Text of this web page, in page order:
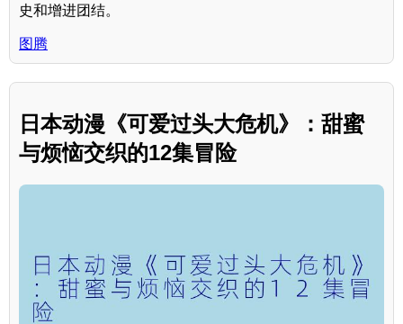
史和增进团结。
图腾
日本动漫《可爱过头大危机》：甜蜜
与烦恼交织的12集冒险